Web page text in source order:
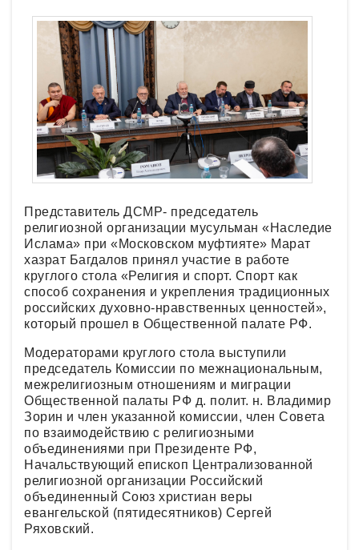
Представитель ДСМР- председатель
религиозной организации мусульман «Наследие
Ислама» при «Московском муфтияте» Марат
хазрат Багдалов принял участие в работе
круглого стола «Религия и спорт. Спорт как
способ сохранения и укрепления традиционных
российских духовно-нравственных ценностей»,
который прошел в Общественной палате РФ.
Модераторами круглого стола выступили
председатель Комиссии по межнациональным,
межрелигиозным отношениям и миграции
Общественной палаты РФ д. полит. н. Владимир
Зорин и член указанной комиссии, член Совета
по взаимодействию с религиозными
объединениями при Президенте РФ,
Начальствующий епископ Централизованной
религиозной организации Российский
объединенный Союз христиан веры
евангельской (пятидесятников) Сергей
Ряховский.